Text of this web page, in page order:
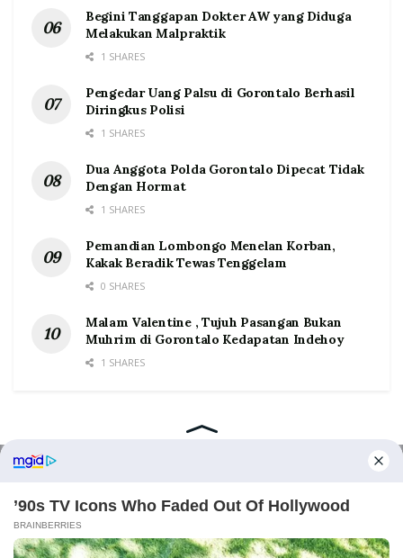
Begini Tanggapan Dokter AW yang Diduga
Melakukan Malpraktik
1 SHARES
Pengedar Uang Palsu di Gorontalo Berhasil
Diringkus Polisi
1 SHARES
Dua Anggota Polda Gorontalo Dipecat Tidak
Dengan Hormat
1 SHARES
Pemandian Lombongo Menelan Korban,
Kakak Beradik Tewas Tenggelam
0 SHARES
Malam Valentine , Tujuh Pasangan Bukan
Muhrim di Gorontalo Kedapatan Indehoy
1 SHARES